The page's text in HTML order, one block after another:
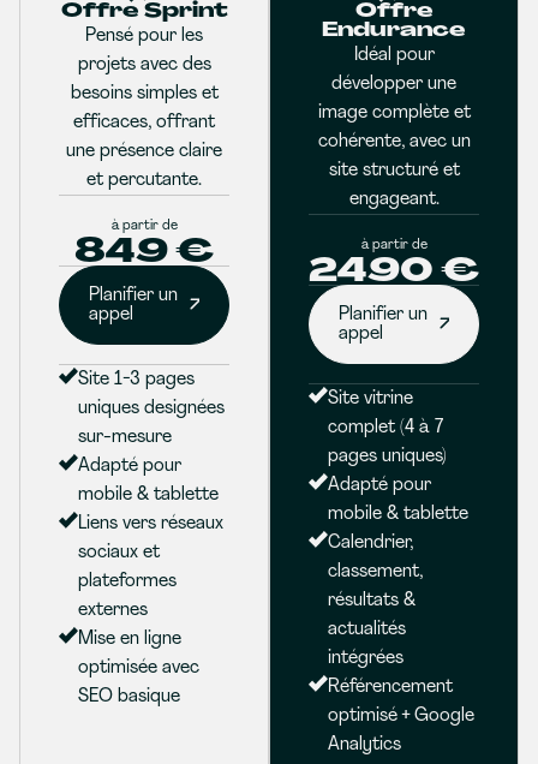
Offre Sprint
Pensé pour les
projets avec des
besoins simples et
efficaces, offrant
une présence claire
et percutante.
à partir de
849 €
Planifier un
appel
Site 1-3 pages
uniques designées
sur-mesure
Adapté pour
mobile & tablette
Liens vers réseaux
sociaux et
plateformes
externes
Mise en ligne
optimisée avec
SEO basique
Offre
Endurance
Idéal pour
développer une
image complète et
cohérente, avec un
site structuré et
engageant.
à partir de
2490 €
Planifier un
appel
Site vitrine
complet (4 à 7
pages uniques)
Adapté pour
mobile & tablette
Calendrier,
classement,
résultats &
actualités
intégrées
Référencement
optimisé + Google
Analytics